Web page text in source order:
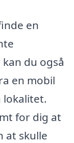
en
du også
en mobil
lokalitet.
for dig at
at skulle